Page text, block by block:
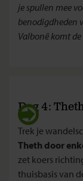
je spullen mee
benodigdheden
Valbonë komt
Dag 4:
Trek je
Theth door
zet koers
thuisbasis van